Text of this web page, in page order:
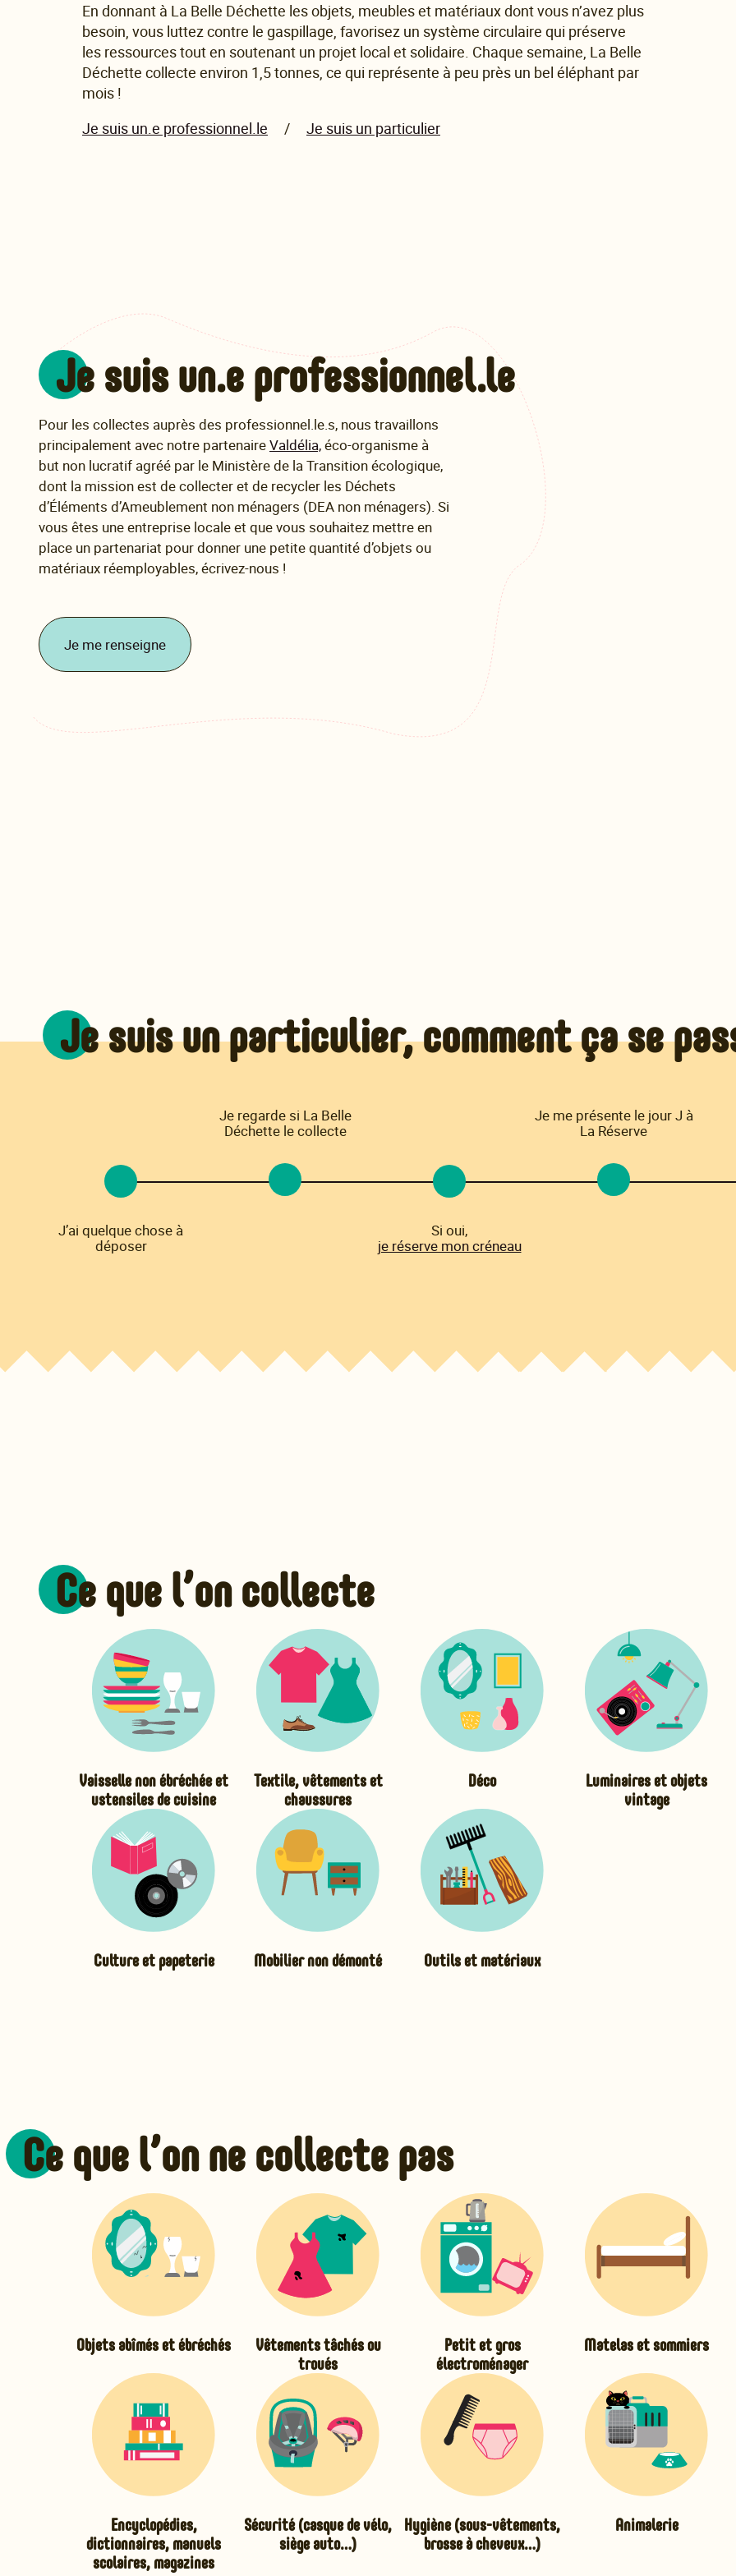
En donnant à La Belle Déchette les objets, meubles et matériaux dont vous n’avez plus
besoin, vous luttez contre le gaspillage, favorisez un système circulaire qui préserve
les ressources tout en soutenant un projet local et solidaire. Chaque semaine, La Belle
Déchette collecte environ 1,5 tonnes, ce qui représente à peu près un bel éléphant par
mois !
Je suis un.e professionnel.le / Je suis un particulier
Je suis un.e professionnel.le
Pour les collectes auprès des professionnel.le.s, nous travaillons
principalement avec notre partenaireValdélia,éco-organisme à
but non lucratif agréé par le Ministère de la Transition écologique,
dont la mission est de collecter et de recycler les Déchets
d’Éléments d’Ameublement non ménagers (DEA non ménagers). Si
vous êtes une entreprise locale et que vous souhaitez mettre en
place un partenariat pour donner une petite quantité d’objets ou
matériaux réemployables, écrivez-nous !
Je me renseigne
Je suis un particulier, comment ça se
J’ai quelque chose à
déposer
Je regarde si La Belle
Déchette le collecte
Si oui,
je réserve mon créneau
Je me présente le jour J à
La Réserve
Ce que l’on collecte
Vaisselle non ébréchée et
ustensiles de cuisine
Textile, vêtements et
chaussures
Déco Luminaires et objets
vintage
Culture et papeterie Mobilier non démonté Outils et matériaux
Ce que l’on ne collecte pas
Objets abîmés et ébréchés Vêtements tâchés ou
troués
Petit et gros
électroménager
Matelas et sommiers
Encyclopédies,
dictionnaires, manuels
scolaires, magazines
Sécurité (casque de vélo,
siège auto…)
Hygiène (sous-vêtements,
brosse à cheveux…)
Animalerie